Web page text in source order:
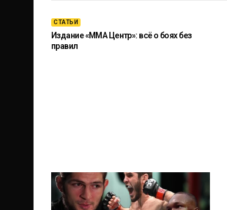
СТАТЬИ
Издание «ММА Центр»: всё о боях без
правил